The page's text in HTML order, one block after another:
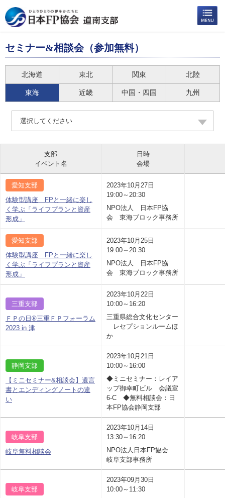
セミナー&相談会（参加無料）
北海道 東北 関東 北陸
東海 近畿 中国・四国 九州
選択してください
支部
イベント名
日時
会場
愛知支部
体験型講座 FPと一緒に楽し
く学ぶ「ライフプランと資産
形成」
2023年10月27日
19:00～20:30
NPO法人 日本FP協
会 東海ブロック事務所
愛知支部
体験型講座 FPと一緒に楽し
く学ぶ「ライフプランと資産
形成」
2023年10月25日
19:00～20:30
NPO法人 日本FP協
会 東海ブロック事務所
三重支部
ＦＰの日®三重ＦＰフォーラム
2023 in 津
2023年10月22日
10:00～16:20
三重県総合文化センター
レセプションルームほ
か
静岡支部
【ミニセミナー&相談会】遺言
書とエンディングノートの違
い
2023年10月21日
10:00～16:00
◆ミニセミナー：レイア
ップ御幸町ビル 会議室
6-C ◆無料相談会：日
本FP協会静岡支部
岐阜支部
岐阜無料相談会
2023年10月14日
13:30～16:20
NPO法人日本FP協会
岐阜支部事務所
岐阜支部
2023年09月30日
10:00～11:30